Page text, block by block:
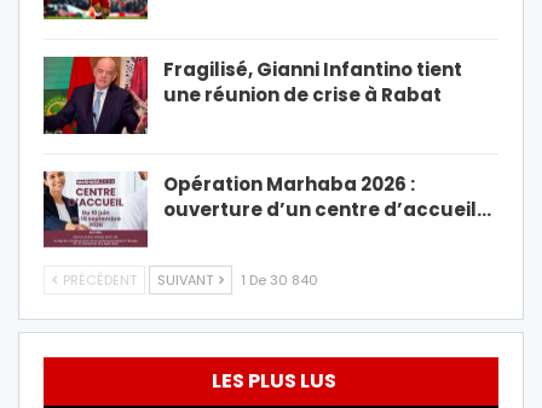
Fragilisé, Gianni Infantino tient
une réunion de crise à Rabat
Opération Marhaba 2026 :
ouverture d’un centre d’accueil…
PRÉCÉDENT SUIVANT 1 De 30 840
LES PLUS LUS